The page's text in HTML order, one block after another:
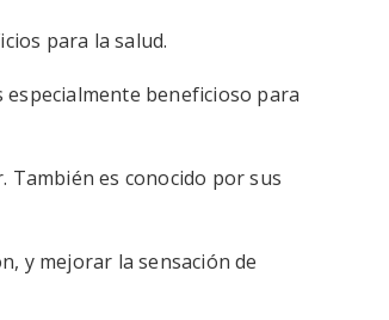
para la salud.
beneficioso para
También es conocido por sus
y mejorar la sensación de